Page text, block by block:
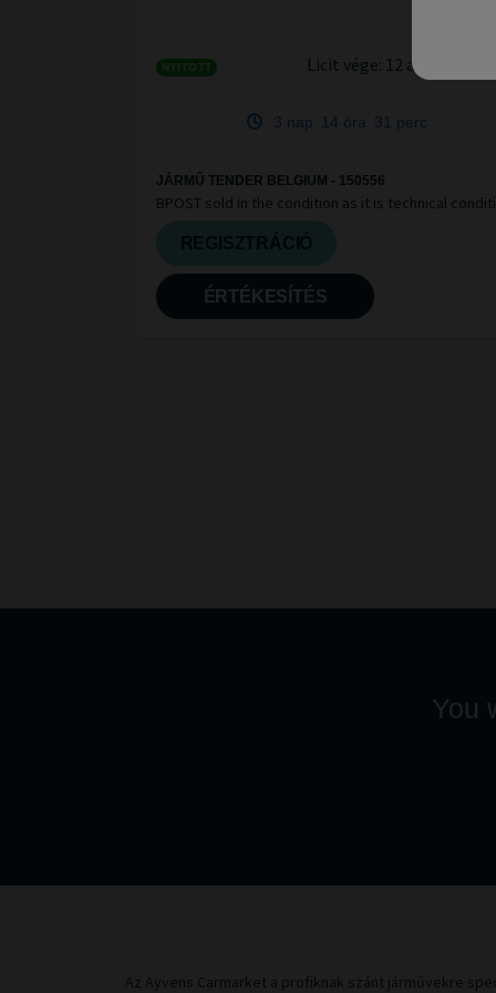
NYITOTT Licit vége: 12 aug. 2026
3 nap 14 óra 31 perc
JÁRMŰ TENDER BELGIUM - 150556
BPOST sold in the condition as it is technical
ÉRTÉKESÍTÉS
You
Az Ayvens Carmarket a profiknak szánt járművekre